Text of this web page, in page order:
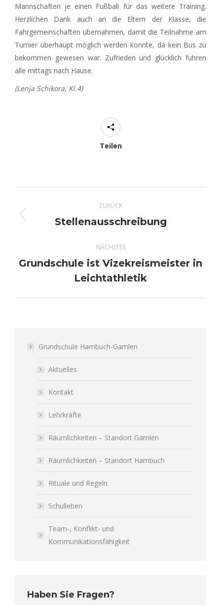
Mannschaften je einen Fußball für das weitere Training.
Herzlichen Dank auch an die Eltern der Klasse, die
Fahrgemeinschaften übernahmen, damit die Teilnahme am
Turnier überhaupt möglich werden konnte, da kein Bus zu
bekommen gewesen war. Zufrieden und glücklich fuhren
alle mittags nach Hause.
(Lenja Schikora, Kl.4)
Teilen
Kommentarnavigation
ZURÜCK
Vorheriger
Stellenausschreibung
NÄCHSTES
Nächster
Beitrag:
Grundschule ist Vizekreismeister in
Leichtathletik
Grundschule Hambuch-Gamlen
Aktuelles
Kontakt
Lehrkräfte
Räumlichkeiten – Standort Gamlen
Räumlichkeiten – Standort Hambuch
Rituale und Regeln
Schulleben
Team-, Konflikt- und
Kommunikationsfähigkeit
Haben Sie Fragen?